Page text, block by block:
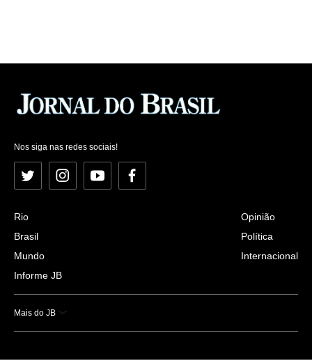
Nos siga nas redes sociais!
Twitter InstagramYouTubeFacebook
Rio
Brasil
Mundo
Informe JB
Opinião
Política
Internacional
Mais do JB
Esportes